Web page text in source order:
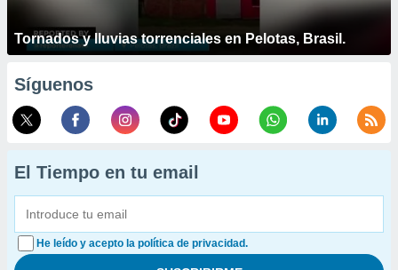
Tornados y lluvias torrenciales en Pelotas, Brasil.
Síguenos
El Tiempo en tu email
He leído y acepto la política de privacidad.